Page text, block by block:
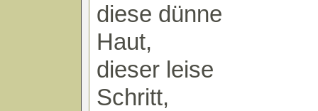
diese dünne
Haut,
dieser leise
Schritt,